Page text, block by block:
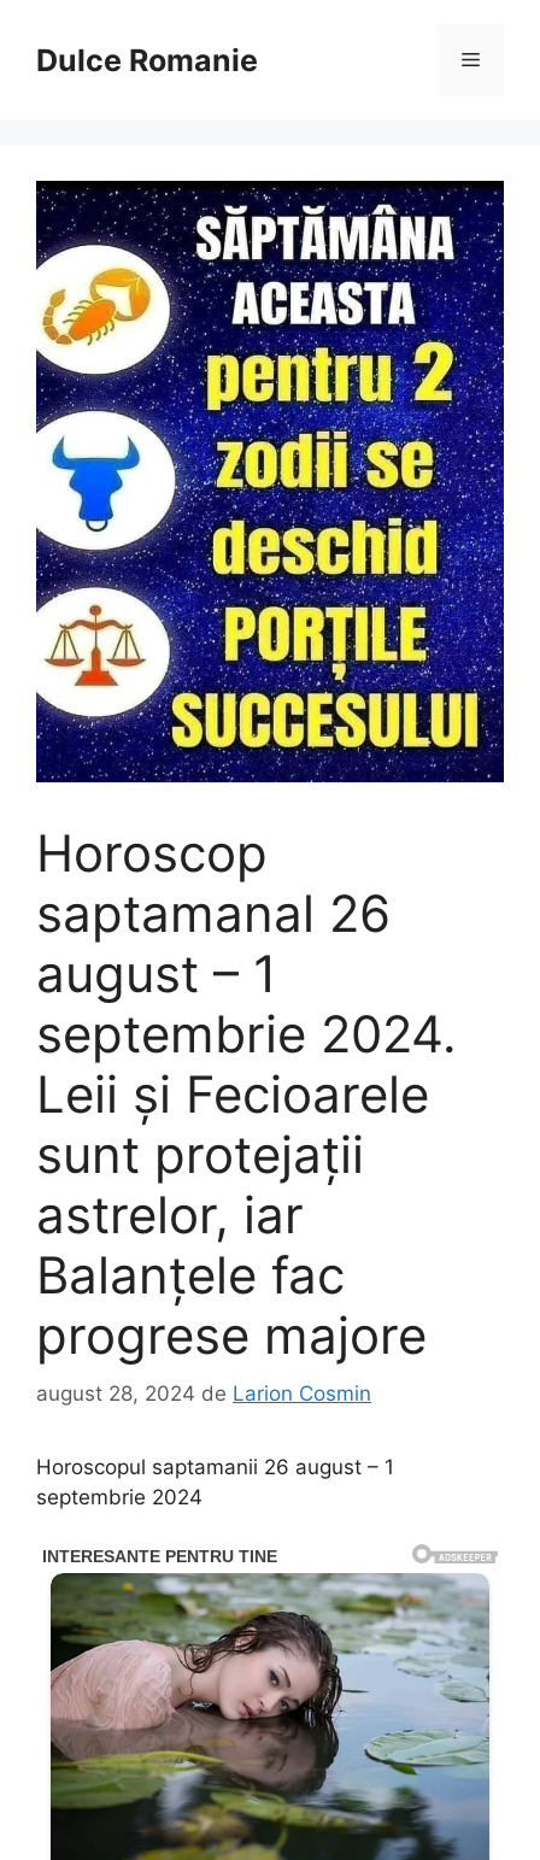
conținutDulce Romanie Meniu
Horoscop
saptamanal 26
august – 1
septembrie 2024.
Leii și Fecioarele
sunt protejații
astrelor, iar
Balanțele fac
progrese majore
august 28, 2024 de Larion Cosmin
Horoscopul saptamanii 26 august – 1
septembrie 2024